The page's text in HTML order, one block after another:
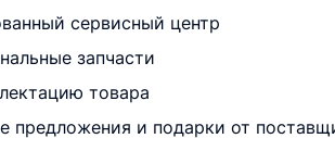
сервисный центр
запчасти
товара
предложения и подарки от